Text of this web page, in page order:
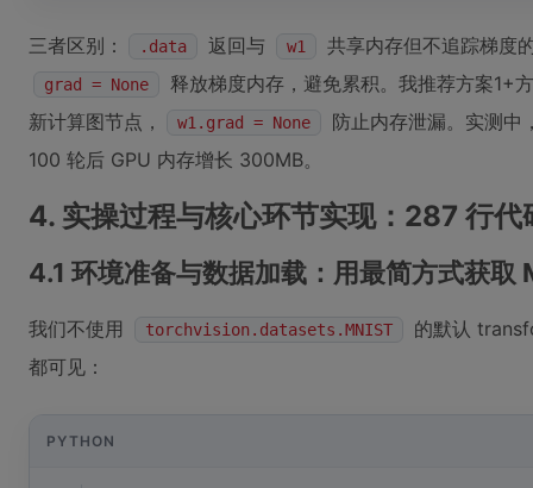
三者区别： .data 返回与 w1 共享内存但不追踪梯度
grad = None
释放梯度内存，避免累积。我推荐方案1+
新计算图节点，
w1.grad = None
防止内存泄漏。实测中
100 轮后 GPU 内存增长 300MB。
4. 实操过程与核心环节实现：287 行代
4.1 环境准备与数据加载：用最简方式获取
我们不使用 torchvision.datasets.MNIST
的默认
都可见：
PYTHON